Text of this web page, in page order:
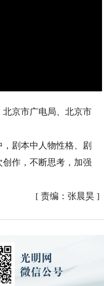
京市广电局、北京市
剧本中人物性格、剧
作，不断思考，加强
[ 责编：张晨昊 ]